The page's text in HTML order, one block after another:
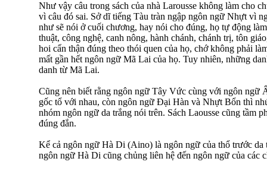
Như vậy câu trong sách của nhà Larousse không làm cho
vì câu đó sai. Sở dĩ tiếng Tàu tràn ngập ngôn ngữ Nhựt vì
như sẽ nói ở cuối chương, hay nói cho đúng, họ tự động
thuật, công nghệ, canh nông, hành chánh, chánh trị, tôn
hoi cẩn thận đúng theo thói quen của họ, chớ không phải
mất gần hết ngôn ngữ Mã Lai của họ. Tuy nhiên, những
danh từ Mã Lai.
Cũng nên biết rằng ngôn ngữ Tây Vức cùng với ngôn
gốc tổ với nhau, còn ngôn ngữ Đại Hàn và Nhựt Bổn thì
nhóm ngôn ngữ da trắng nói trên. Sách Laousse cũng tầm
đúng đắn.
Kể cả ngôn ngữ Hà Di (Aino) là ngôn ngữ của thổ trước
ngôn ngữ Hà Di cũng chủng liên hệ đến ngôn ngữ của các